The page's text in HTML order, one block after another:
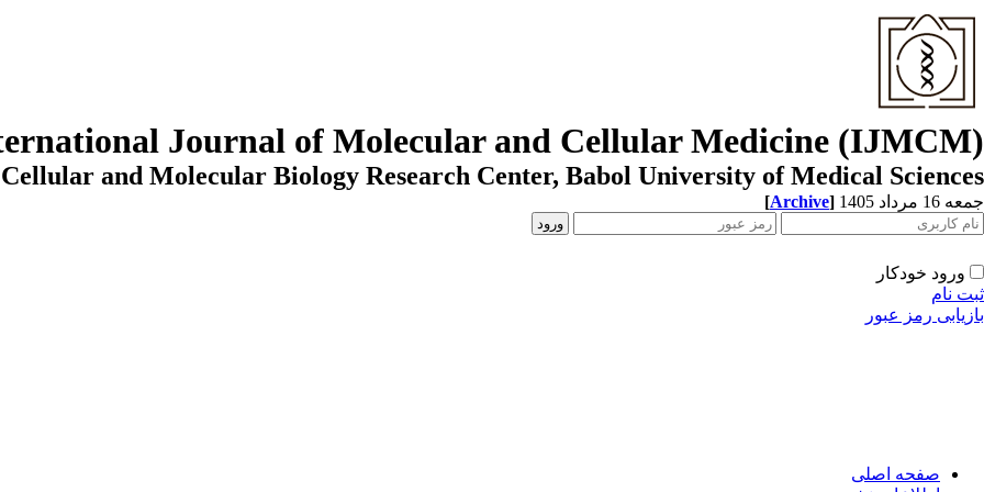
Journal of Molecular and Cellular Medicine (IJMCM)
Cellular and Molecular Biology Research Center, Babol University of Medical Sciences
جمعه 16 مرداد 1405 [Archive]
ورود خودکار
ثبت نام
بازیابی رمز عبور
صفحه اصلی